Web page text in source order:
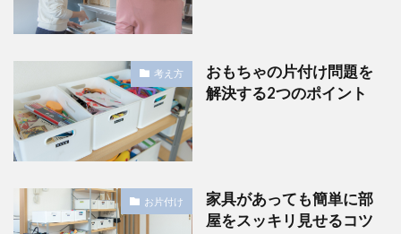
考え方
おもちゃの片付け問題を
解決する2つのポイント
お片付け
家具があっても簡単に部
屋をスッキリ見せるコツ